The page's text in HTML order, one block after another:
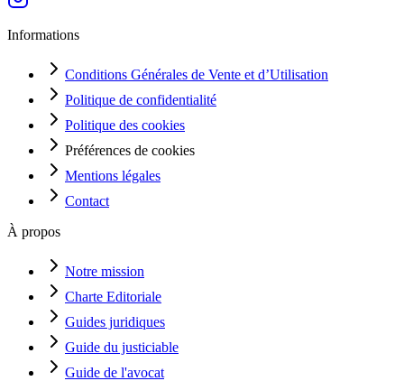
Informations
Conditions Générales de Vente et d’Utilisation
Politique de confidentialité
Politique des cookies
Préférences de cookies
Mentions légales
Contact
À propos
Notre mission
Charte Editoriale
Guides juridiques
Guide du justiciable
Guide de l'avocat